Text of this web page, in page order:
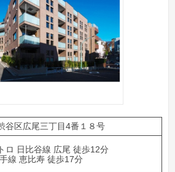
谷区広尾三丁目4番１８号
ロ 日比谷線 広尾 徒歩12分
手線 恵比寿 徒歩17分